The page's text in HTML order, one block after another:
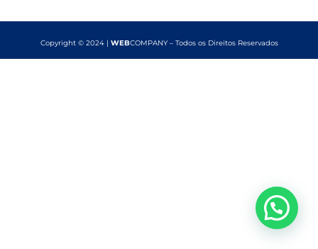
Copyright © 2024 | WEBCOMPANY – Todos os Direitos Reservados